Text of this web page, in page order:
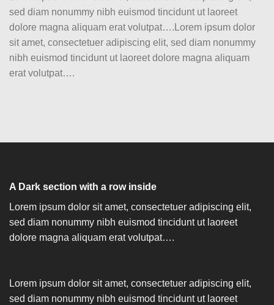
sed diam nonummy nibh euismod tincidunt ut laoreet
dolore magna aliquam erat volutpat….Lorem ipsum dolor
sit amet, consectetuer adipiscing elit, sed diam nonummy
nibh euismod tincidunt ut laoreet dolore magna aliquam
erat volutpat….
A Dark section with a row inside
Lorem ipsum dolor sit amet, consectetuer adipiscing elit,
sed diam nonummy nibh euismod tincidunt ut laoreet
dolore magna aliquam erat volutpat….
Lorem ipsum dolor sit amet, consectetuer adipiscing elit,
sed diam nonummy nibh euismod tincidunt ut laoreet